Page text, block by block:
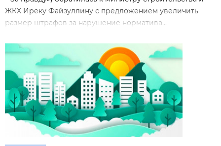
ЖКХ Иреку Файзуллину с предложением увеличить
размер штрафов за нарушение норматива...